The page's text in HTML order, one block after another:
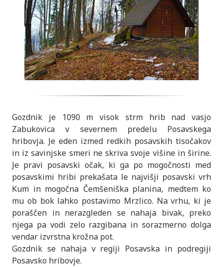
Gozdnik je 1090 m visok strm hrib nad vasjo
Zabukovica v severnem predelu Posavskega
hribovja. Je eden izmed redkih posavskih tisočakov
in iz savinjske smeri ne skriva svoje višine in širine.
Je pravi posavski očak, ki ga po mogočnosti med
posavskimi hribi prekašata le najvišji posavski vrh
Kum in mogočna Čemšeniška planina, medtem ko
mu ob bok lahko postavimo Mrzlico. Na vrhu, ki je
poraščen in nerazgleden se nahaja bivak, preko
njega pa vodi zelo razgibana in sorazmerno dolga
vendar izvrstna krožna pot.
Gozdnik se nahaja v regiji Posavska in podregiji
Posavsko hribovje.